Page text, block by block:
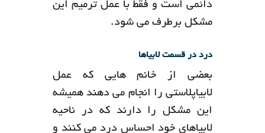
دائمی است و فقط با عمل ترمیم این
مشکل برطرف می شود.
درد در قسمت لابیاها
بعضی از خانم هایی که عمل
لابیاپلاستی را انجام می دهند همیشه
این مشکل را دارند که در ناحیه
لابیاهای خود احساس درد می کنند و